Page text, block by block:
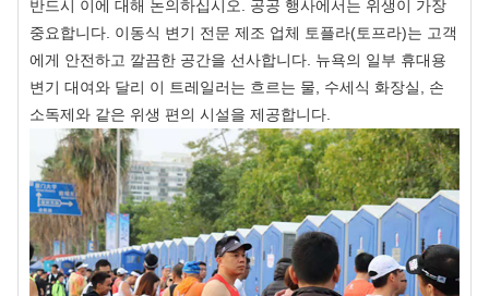
반드시 이에 대해 논의하십시오. 공공 행사에서는 위생이 가장
중요합니다. 이동식 변기 전문 제조 업체 토플라(토프라)는 고객
에게 안전하고 깔끔한 공간을 선사합니다. 뉴욕의 일부 휴대용
변기 대여와 달리 이 트레일러는 흐르는 물, 수세식 화장실, 손
소독제와 같은 위생 편의 시설을 제공합니다.